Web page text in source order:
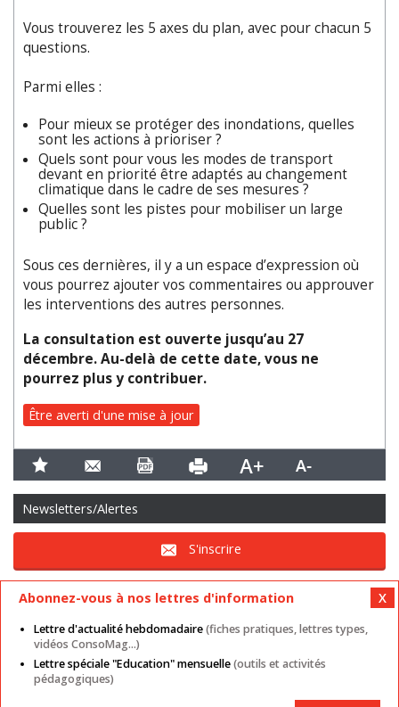
Vous trouverez les 5 axes du plan, avec pour chacun 5
questions.
Parmi elles :
Pour mieux se protéger des inondations, quelles
sont les actions à prioriser ?
Quels sont pour vous les modes de transport
devant en priorité être adaptés au changement
climatique dans le cadre de ses mesures ?
Quelles sont les pistes pour mobiliser un large
public ?
Sous ces dernières, il y a un espace d’expression où
vous pourrez ajouter vos commentaires ou approuver
les interventions des autres personnes.
La consultation est ouverte jusqu’au 27
décembre. Au-delà de cette date, vous ne
pourrez plus y contribuer.
Être averti d'une mise à jour
Newsletters/Alertes
S'inscrire
Mentions légales Nos autres sites CGU
Données personnelles
Abonnez-vous à nos lettres d'information
Lettre d'actualité hebdomadaire(fiches pratiques, lettres types,
vidéos ConsoMag...)
Lettre spéciale "Education" mensuelle(outils et activités
pédagogiques)